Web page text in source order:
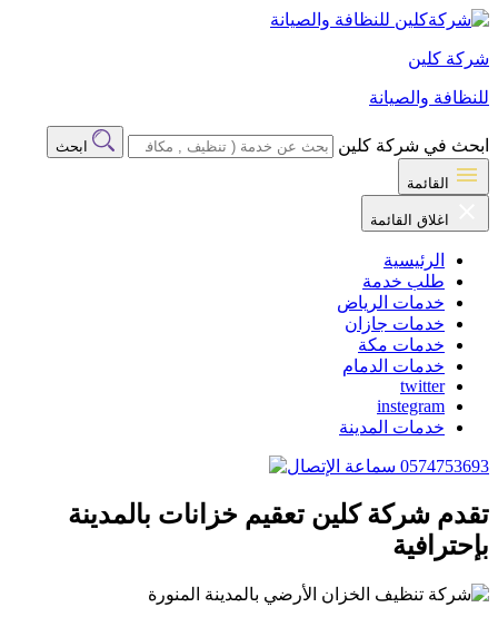
شركة كلين
للنظافة والصيانة
ابحث في شركة كلين ابحث
القائمة
اغلاق القائمة
الرئيسية
طلب خدمة
خدمات الرياض
خدمات جازان
خدمات مكة
خدمات الدمام
twitter
instegram
خدمات المدينة
0574753693
تقدم شركة كلين تعقيم خزانات بالمدينة
بإحترافية